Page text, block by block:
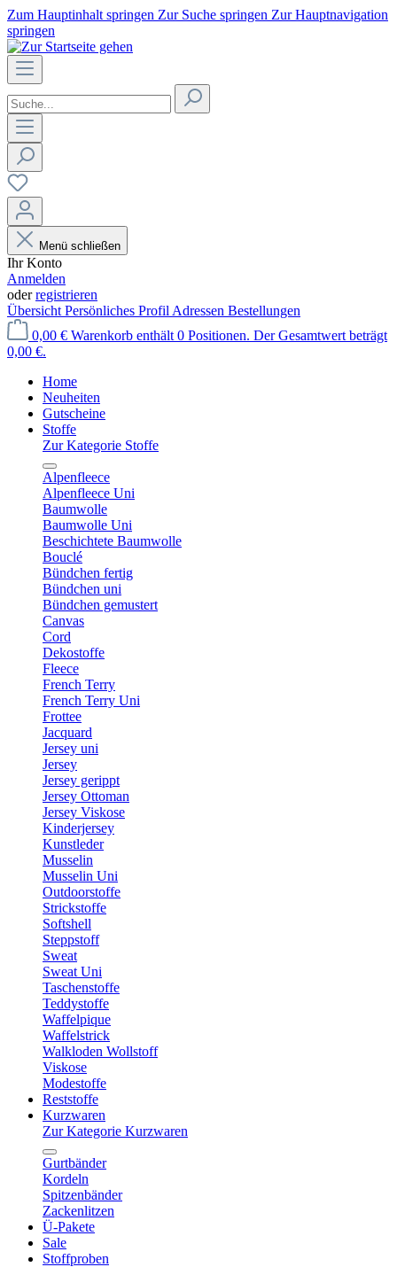
Zum Hauptinhalt springen Zur Suche springen Zur Hauptnavigation
springen
Menü schließen
Ihr Konto
Anmelden
oderregistrieren
Übersicht Persönliches Profil Adressen Bestellungen
0,00 € Warenkorb enthält 0 Positionen. Der Gesamtwert beträgt
0,00 €.
Home
Neuheiten
Gutscheine
Stoffe
Zur Kategorie Stoffe
Alpenfleece
Alpenfleece Uni
Baumwolle
Baumwolle Uni
Beschichtete Baumwolle
Bouclé
Bündchen fertig
Bündchen uni
Bündchen gemustert
Canvas
Cord
Dekostoffe
Fleece
French Terry
French Terry Uni
Frottee
Jacquard
Jersey uni
Jersey
Jersey gerippt
Jersey Ottoman
Jersey Viskose
Kinderjersey
Kunstleder
Musselin
Musselin Uni
Outdoorstoffe
Strickstoffe
Softshell
Steppstoff
Sweat
Sweat Uni
Taschenstoffe
Teddystoffe
Waffelpique
Waffelstrick
Walkloden Wollstoff
Viskose
Modestoffe
Reststoffe
Kurzwaren
Zur Kategorie Kurzwaren
Gurtbänder
Kordeln
Spitzenbänder
Zackenlitzen
Ü-Pakete
Sale
Stoffproben